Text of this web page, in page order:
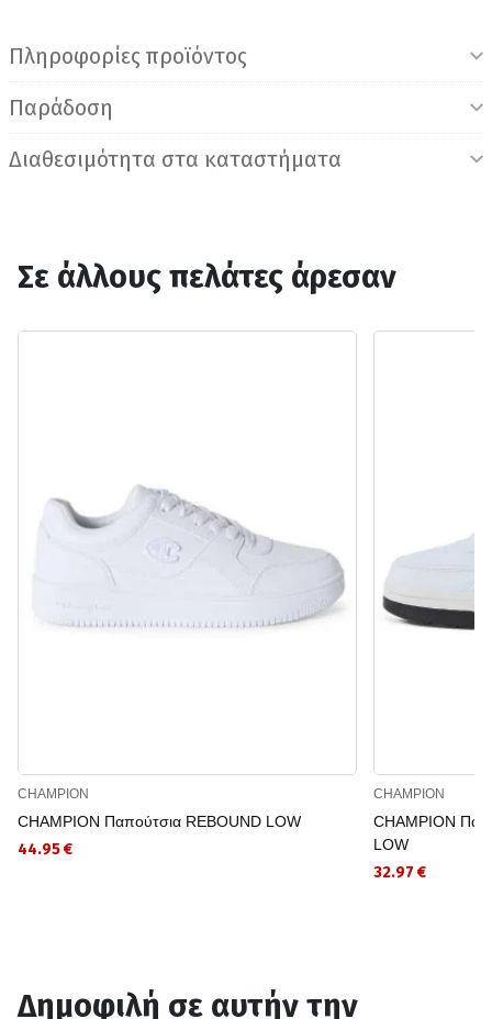
Πληροφορίες προϊόντος
Παράδοση
Διαθεσιμότητα στα καταστήματα
Σε άλλους πελάτες άρεσαν
CHAMPION
CHAMPION Παπούτσια REBOUND LOW
44.95 €
CHAMPION
CHAMPION
LOW
32.97 €
Δημοφιλή σε αυτήν την